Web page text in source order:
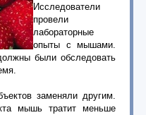
Исследователи
провели
лабораторные
опыты с мышами.
были обследовать
заменяли другим.
мышь тратит меньше